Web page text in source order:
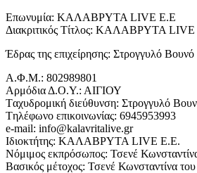
Επωνυμία: ΚΑΛΑΒΡΥΤΑ LIVE Ε.Ε
Διακριτικός Τίτλος: ΚΑΛΑΒΡΥΤΑ LIVE
Έδρας της επιχείρησης: Στρογγυλό
Α.Φ.Μ.: 802989801
Αρμόδια Δ.Ο.Υ.: ΑΙΓΙΟΥ
Tαχυδρομική διεύθυνση: Στρογγυλό
Tηλέφωνο επικοινωνίας: 6945953993
e-mail: info@kalavritalive.gr
Iδιοκτήτης: ΚΑΛΑΒΡΥΤΑ LIVE E.E.
Νόμιμος εκπρόσωπος: Τσενέ
Βασικός μέτοχος: Τσενέ Κωνσταντίνα